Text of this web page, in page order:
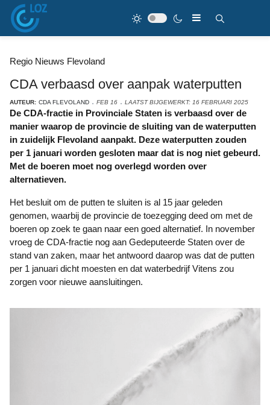
Regio Nieuws Flevoland
CDA verbaasd over aanpak waterputten
AUTEUR: CDA FLEVOLAND FEB 16 LAATST BIJGEWERKT: 16 FEBRUARI 2025
De CDA-fractie in Provinciale Staten is verbaasd over de
manier waarop de provincie de sluiting van de waterputten
in zuidelijk Flevoland aanpakt. Deze waterputten zouden
per 1 januari worden gesloten maar dat is nog niet gebeurd.
Met de boeren moet nog overlegd worden over
alternatieven.
Het besluit om de putten te sluiten is al 15 jaar geleden
genomen, waarbij de provincie de toezegging deed om met de
boeren op zoek te gaan naar een goed alternatief. In november
vroeg de CDA-fractie nog aan Gedeputeerde Staten over de
stand van zaken, maar het antwoord daarop was dat de putten
per 1 januari dicht moesten en dat waterbedrijf Vitens zou
zorgen voor nieuwe aansluitingen.